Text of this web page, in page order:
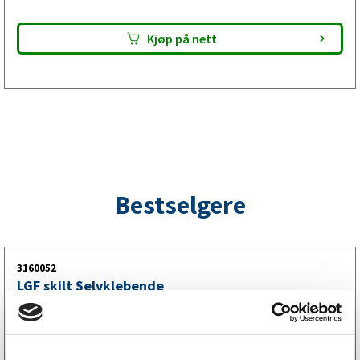
eller boggiakset tilhenger, finner du riktig mål i vårt brede
utvalg. Skjermene beskytter effektivt mot vann, leire, grus
bak og for karosseriet på bilen din.
Kjøp på nett
Bestselgere
3160052
LGF skilt Selvklebende
256